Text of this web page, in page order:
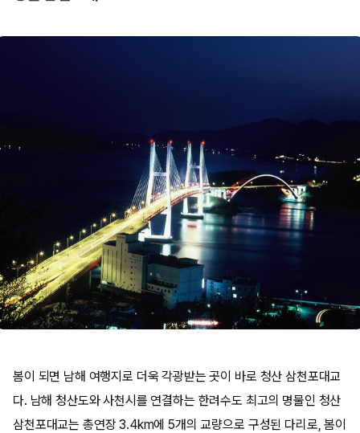
봄이 되면 남해 여행지로 더욱 각광받는 곳이 바로 청산 삼천포대교
다. 남해 청산도와 사천시를 연결하는 한려수도 최고의 명물인 청산
삼천포대교는 총연장 3.4km에 5개의 교량으로 구성된 다리로, 봄이